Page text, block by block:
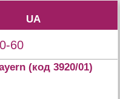
UA
UA
60
(код 3920/01)